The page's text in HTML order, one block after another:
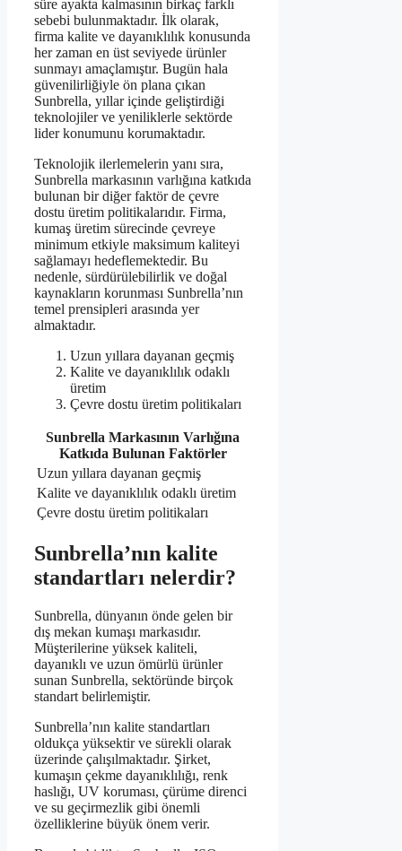
süre ayakta kalmasının birkaç farklı
sebebi bulunmaktadır. İlk olarak,
firma kalite ve dayanıklılık konusunda
her zaman en üst seviyede ürünler
sunmayı amaçlamıştır. Bugün hala
güvenilirliğiyle ön plana çıkan
Sunbrella, yıllar içinde geliştirdiği
teknolojiler ve yeniliklerle sektörde
lider konumunu korumaktadır.
Teknolojik ilerlemelerin yanı sıra,
Sunbrella markasının varlığına katkıda
bulunan bir diğer faktör de çevre
dostu üretim politikalarıdır. Firma,
kumaş üretim sürecinde çevreye
minimum etkiyle maksimum kaliteyi
sağlamayı hedeflemektedir. Bu
nedenle, sürdürülebilirlik ve doğal
kaynakların korunması Sunbrella’nın
temel prensipleri arasında yer
almaktadır.
Uzun yıllara dayanan geçmiş
Kalite ve dayanıklılık odaklı
üretim
Çevre dostu üretim politikaları
Sunbrella Markasının Varlığına
Katkıda Bulunan Faktörler
Uzun yıllara dayanan geçmiş
Kalite ve dayanıklılık odaklı üretim
Çevre dostu üretim politikaları
Sunbrella’nın kalite
standartları nelerdir?
Sunbrella, dünyanın önde gelen bir
dış mekan kumaşı markasıdır.
Müşterilerine yüksek kaliteli,
dayanıklı ve uzun ömürlü ürünler
sunan Sunbrella, sektöründe birçok
standart belirlemiştir.
Sunbrella’nın kalite standartları
oldukça yüksektir ve sürekli olarak
üzerinde çalışılmaktadır. Şirket,
kumaşın çekme dayanıklılığı, renk
haslığı, UV koruması, çürüme direnci
ve su geçirmezlik gibi önemli
özelliklerine büyük önem verir.